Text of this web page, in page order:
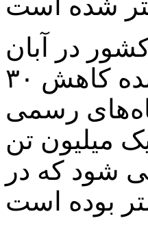
در آبان
۱۴۰۲ با ماه مشابه سال قبل، نشان‌دهنده کاهش ۳۰
رسمی
میلیون تن
۸۴ هزار تن می شود که در